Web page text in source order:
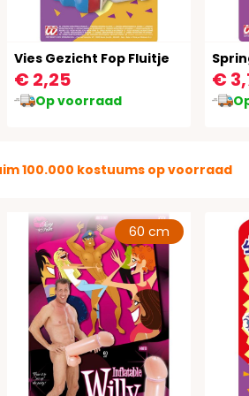
Vies Gezicht Fop Fluitje
€ 2,25
Op voorraad
€
100.000 kostuums op voorraad
60 cm